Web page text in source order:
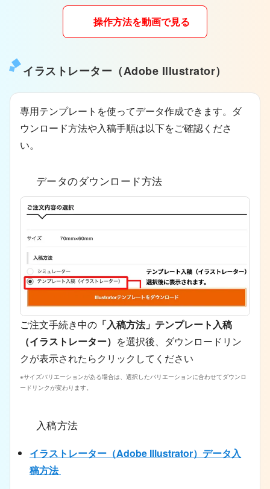
操作方法を動画で見る
イラストレーター（Adobe Illustrator）
専用テンプレートを使ってデータ作成できます。ダ
ウンロード方法や入稿手順は以下をご確認くださ
い。
データのダウンロード方法
ご注文手続き中の 「入稿方法」テンプレート入稿
（イラストレーター） を選択後、ダウンロードリン
クが表示されたらクリックしてください
※サイズバリエーションがある場合は、選択したバリエーションに合わせてダウンロ
ードリンクが変わります。
入稿方法
イラストレーター（Adobe Illustrator）データ入
稿方法